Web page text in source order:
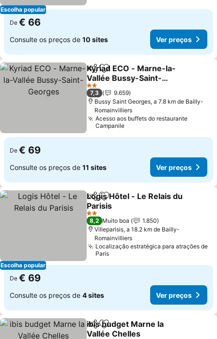
Escolha popular
De € 66
Consulte os preços de 10 sites Ver preços
PartilharAdicionar aos favoritos
Kyriad ECO - Marne-la-
Vallée Bussy-Saint-
Georges
2 Estrelas
7,3
9.659
Bussy Saint Georges, a 7.8 km de Bailly-
Romainvilliers
Acesso aos buffets do restaurante
Campanile
De € 69
Consulte os preços de 11 sites Ver preços
Escolha popular
PartilharAdicionar aos favoritos
Logis Hôtel - Le Relais du
Parisis
2 Estrelas
8,2 Muito boa
1.850
Villeparisis, a 18.2 km de Bailly-
Romainvilliers
Localização estratégica para atrações de
Paris
De € 69
Consulte os preços de 4 sites Ver preços
PartilharAdicionar aos favoritos
ibis budget Marne la
Vallée Chelles